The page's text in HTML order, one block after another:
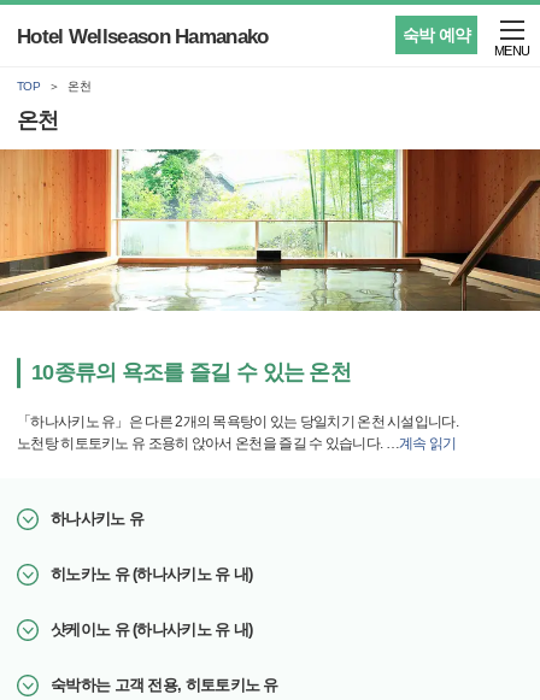
숙박 예약
Hotel Wellseason Hamanako
MENU
TOP 온천
온천
10종류의 욕조를 즐길 수 있는 온천
「하나사키노 유」은 다른 2개의 목욕탕이 있는 당일치기 온천 시설입니다.
노천탕 히토토키노 유 조용히 앉아서 온천을 즐길 수 있습니다. …계속 읽기
하나사키노 유
히노카노 유 (하나사키노 유 내)
샷케이노 유 (하나사키노 유 내)
숙박하는 고객 전용, 히토토키노 유